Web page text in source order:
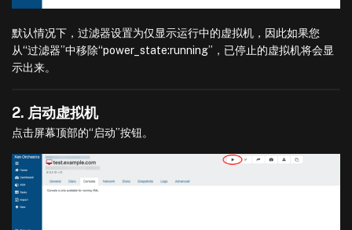
默认情况下，过滤器设置为仅显示运行中的虚拟机，因此如果您
从“过滤器”中移除“power_state:running”，已停止的虚拟机将会显
示出来。
2. 启动虚拟机
点击屏幕顶部的“启动”按钮。